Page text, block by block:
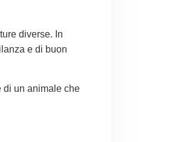
diverse. In
e di buon
di un animale che